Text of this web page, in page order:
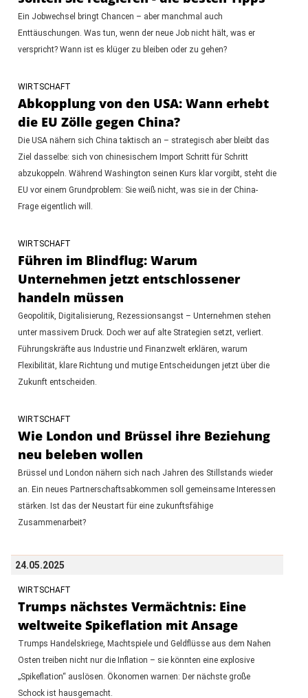
Ein Jobwechsel bringt Chancen – aber manchmal auch
Enttäuschungen. Was tun, wenn der neue Job nicht hält, was er
verspricht? Wann ist es klüger zu bleiben oder zu gehen?
WIRTSCHAFT
Abkopplung von den USA: Wann erhebt
die EU Zölle gegen China?
Die USA nähern sich China taktisch an – strategisch aber bleibt das
Ziel dasselbe: sich von chinesischem Import Schritt für Schritt
abzukoppeln. Während Washington seinen Kurs klar vorgibt, steht die
EU vor einem Grundproblem: Sie weiß nicht, was sie in der China-
Frage eigentlich will.
WIRTSCHAFT
Führen im Blindflug: Warum
Unternehmen jetzt entschlossener
handeln müssen
Geopolitik, Digitalisierung, Rezessionsangst – Unternehmen stehen
unter massivem Druck. Doch wer auf alte Strategien setzt, verliert.
Führungskräfte aus Industrie und Finanzwelt erklären, warum
Flexibilität, klare Richtung und mutige Entscheidungen jetzt über die
Zukunft entscheiden.
WIRTSCHAFT
Wie London und Brüssel ihre Beziehung
neu beleben wollen
Brüssel und London nähern sich nach Jahren des Stillstands wieder
an. Ein neues Partnerschaftsabkommen soll gemeinsame Interessen
stärken. Ist das der Neustart für eine zukunftsfähige
Zusammenarbeit?
24.05.2025
WIRTSCHAFT
Trumps nächstes Vermächtnis: Eine
weltweite Spikeflation mit Ansage
Trumps Handelskriege, Machtspiele und Geldflüsse aus dem Nahen
Osten treiben nicht nur die Inflation – sie könnten eine explosive
„Spikeflation“ auslösen. Ökonomen warnen: Der nächste große
Schock ist hausgemacht.